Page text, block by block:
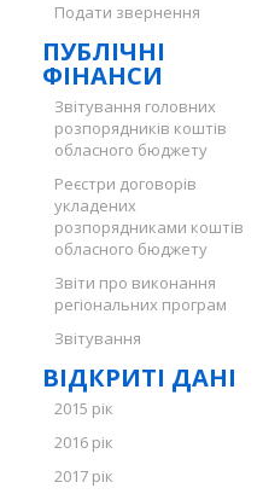
Подати звернення
ПУБЛІЧНІ
ФІНАНСИ
Звітування головних
розпорядників коштів
обласного бюджету
Реєстри договорів
укладених
розпорядниками коштів
обласного бюджету
Звіти про виконання
регіональних програм
Звітування
ВІДКРИТІ ДАНІ
2015 рік
2016 рік
2017 рік